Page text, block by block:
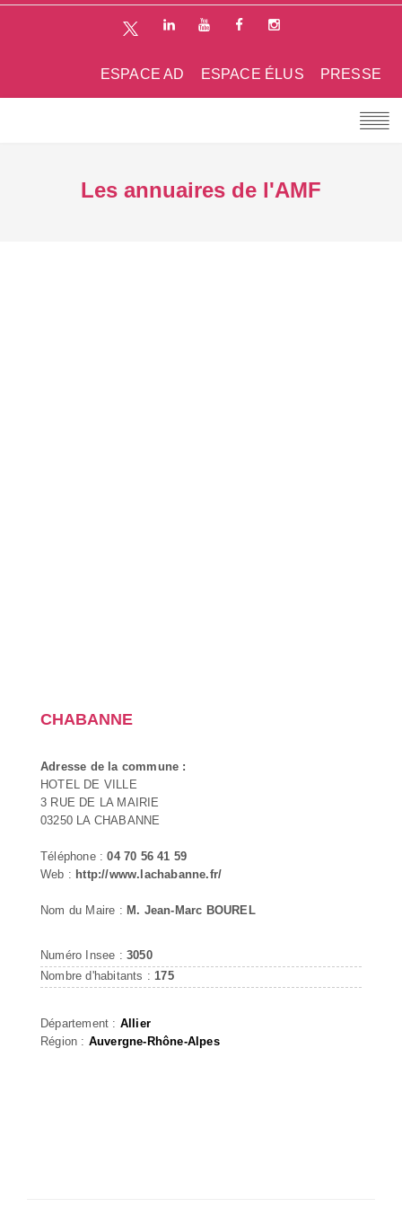
PRESSE
ESPACE ÉLUS
ESPACE AD
Les annuaires de l'AMF
CHABANNE
Adresse de la commune :
HOTEL DE VILLE
3 RUE DE LA MAIRIE
03250 LA CHABANNE
Téléphone :04 70 56 41 59
Web : http://www.lachabanne.fr/
Nom du Maire : M. Jean-Marc BOUREL
Numéro Insee : 3050
Nombre d'habitants : 175
Département : Allier
Région : Auvergne-Rhône-Alpes